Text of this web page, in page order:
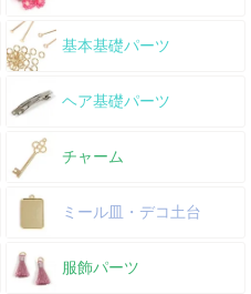
基本基礎パーツ
ヘア基礎パーツ
チャーム
ミール皿・デコ土台
服飾パーツ